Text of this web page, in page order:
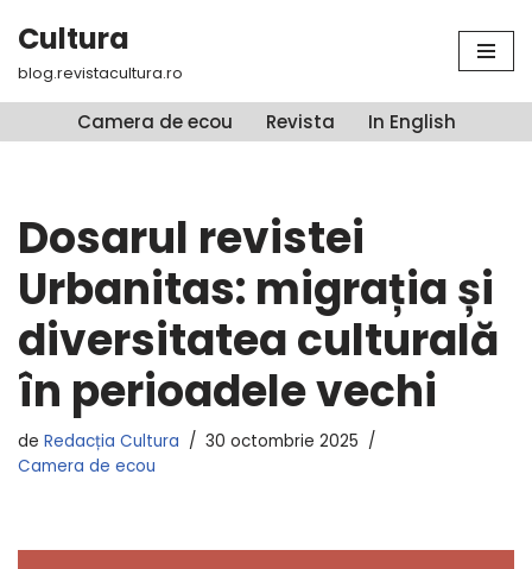
Sari
conținut
Cultura
blog.revistacultura.ro
Camera de ecou Revista In English
Dosarul revistei
Urbanitas: migrația și
diversitatea culturală
în perioadele vechi
de Redacția Cultura
30 octombrie 2025
Camera de ecou